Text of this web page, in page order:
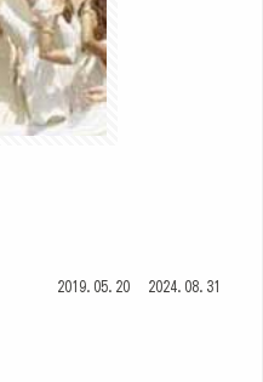
2019.05.20 2024.08.31